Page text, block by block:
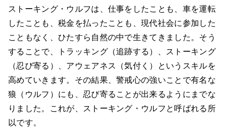
ストーキング・ウルフは、仕事をしたことも、車を運転
したことも、税金を払ったことも、現代社会に参加した
こともなく、ひたすら自然の中で生きてきました。そう
することで、トラッキング（追跡する）、ストーキング
（忍び寄る）、アウェアネス（気付く）というスキルを
高めていきます。その結果、警戒心の強いことで有名な
狼（ウルフ）にも、忍び寄ることが出来るようにまでな
りました。これが、ストーキング・ウルフと呼ばれる所
以です。